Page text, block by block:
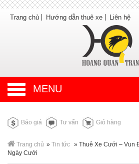
Trang chủ Hướng dẫn thuê xe Liên hệ
MENU
Báo giá Tư vấn Giỏ hàng
Trang chủ » Tin tức » Thuê Xe Cưới – Vun
Ngày Cưới